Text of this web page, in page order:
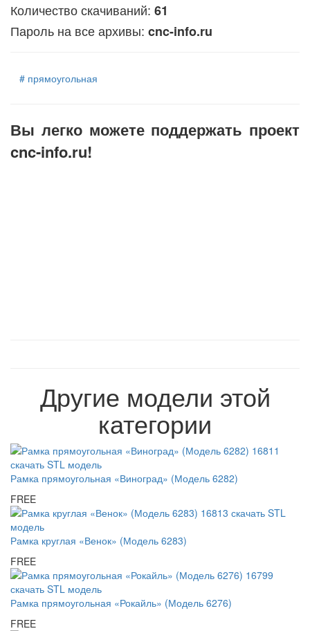
Автоматический процесс создание УП в
программах снимает необходимость от
ArtCAM и NS Studio для редактирования STL
Количество скачиваний: 61
Пароль на все архивы: cnc-info.ru
# прямоугольная
Вы легко можете поддержать проект
cnc-info.ru!
Другие модели этой
категории
Рамка прямоугольная «Виноград» (Модель 6282)
FREE
Рамка круглая «Венок» (Модель 6283)
FREE
Рамка прямоугольная «Рокайль» (Модель 6276)
FREE